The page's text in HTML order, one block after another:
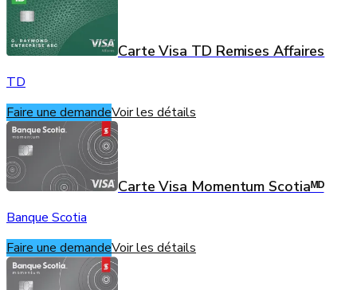
Carte Visa TD Remises Affaires
TD
Faire une demandeVoir les détails
Carte Visa Momentum Scotiaᴹᴰ
Banque Scotia
Faire une demandeVoir les détails